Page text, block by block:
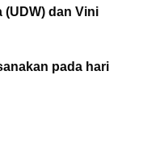
(UDW) dan Vini
pada hari